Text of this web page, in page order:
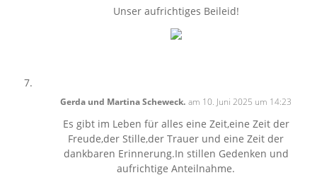
Unser aufrichtiges Beileid!
Gerda und Martina Scheweck. am 10. Juni 2025 um 14:23
Es gibt im Leben für alles eine Zeit,eine Zeit der
Freude,der Stille,der Trauer und eine Zeit der
dankbaren Erinnerung.In stillen Gedenken und
aufrichtige Anteilnahme.